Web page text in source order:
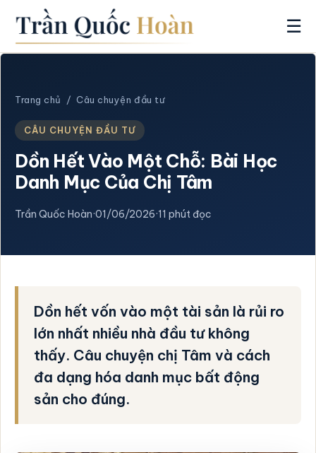
☰
Trang chủ /Câu chuyện đầu tư
CÂU CHUYỆN ĐẦU TƯ
Dồn Hết Vào Một Chỗ: Bài Học
Danh Mục Của Chị Tâm
Trần Quốc Hoàn·01/06/2026·11 phút đọc
Dồn hết vốn vào một tài sản là rủi ro
lớn nhất nhiều nhà đầu tư không
thấy. Câu chuyện chị Tâm và cách
đa dạng hóa danh mục bất động
sản cho đúng.